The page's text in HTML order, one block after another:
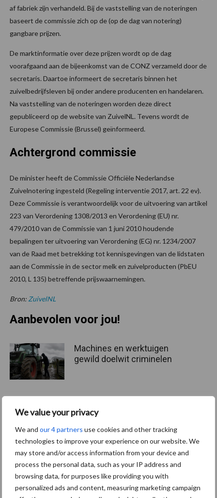
We value your privacy
We and our 4 partners use cookies and other tracking
technologies to improve your experience on our website. We
may store and/or access information from your device and
process the personal data, such as your IP address and
browsing data, for purposes like providing you with
personalized ads and content, measuring marketing campaign
af fabriek zijn verhandeld. Bij de vaststelling van de noteringen
baseert de commissie zich op de (op de dag van notering)
gangbare prijzen.
De marktinformatie over deze prijzen wordt op de dag
voorafgaand aan de bijeenkomst van de CONZ verzameld door de
secretaris. Daartoe informeert de secretaris binnen het
zuivelbedrijfsleven bij onder andere producenten en handelaren.
Na vaststelling van de noteringen worden deze direct
gepubliceerd op de website van ZuivelNL. Tevens wordt de
Europese Commissie (Brussel) geïnformeerd.
Achtergrond commissie
De minister heeft de Commissie Officiële Nederlandse
Zuivelnotering ingesteld (Regeling interventie 2017, art. 22 ev).
Deze Commissie is verantwoordelijk voor de uitvoering van artikel
223 van Verordening 1308/2013 en Verordening (EU) nr.
479/2010 van de Commissie van 1 juni 2010 houdende
bepalingen ter uitvoering van Verordening (EG) nr. 1234/2007
van de Raad met betrekking tot kennisgevingen van de lidstaten
aan de Commissie in de sector melk en zuivelproducten (PbEU
2010, L 135) betreffende prijswaarnemingen.
Bron: ZuivelNL
Aanbevolen voor jou!
Machines en werktuigen
gewild doelwit criminelen
Grondstoffenmarkt blijft
geopolitiek houden handel
in de greep
De speenhuid: een vaak
onderschatte risicofactor